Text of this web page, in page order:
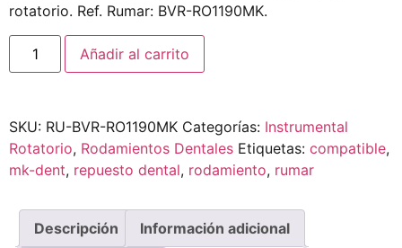
rotatorio. Ref. Rumar: BVR-RO1190MK.
Añadir al carrito
SKU: RU-BVR-RO1190MK Categorías: Instrumental
Rotatorio, Rodamientos Dentales Etiquetas: compatible,
mk-dent, repuesto dental, rodamiento, rumar
Descripción Información adicional